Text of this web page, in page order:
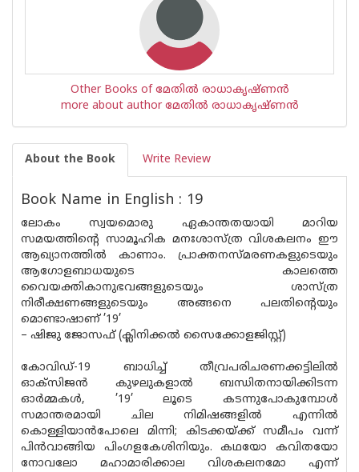
Other Books of മേതില്‍ രാധാകൃഷ്ണന്‍
more about author മേതില്‍ രാധാകൃഷ്ണന്‍
About the Book Write Review
Book Name in English : 19
ലോകം സ്വയമൊരു ഏകാന്തതയായി മാറിയ
സമയത്തിന്റെ സാമൂഹിക മനഃശാസ്ത്ര വിശകലനം ഈ
ആഖ്യാനത്തിൽ കാണാം. പ്രാക്തനസ്മരണകളുടെയും
ആഗോളബാധയുടെ കാലത്തെ
വൈയക്തികാനുഭവങ്ങളുടെയും ശാസ്ത്ര
നിരീക്ഷണങ്ങളുടെയും അങ്ങനെ പലതിന്റെയും
മൊണ്ടാഷാണ് ’19’
– ഷിജു ജോസഫ് (ക്ലിനിക്കൽ സൈക്കോളജിസ്റ്റ്‌)
കോവിഡ്-19 ബാധിച്ച് തീവ്രപരിചരണക്കട്ടിലിൽ
ഓക്സിജൻ കുഴലുകളാൽ ബന്ധിതനായിക്കിടന്ന
ഓർമ്മകൾ, ’19’ ലൂടെ കടന്നുപോകുമ്പോൾ
സമാന്തരമായി ചില നിമിഷങ്ങളിൽ എന്നിൽ
കൊള്ളിയാൻപോലെ മിന്നി; കിടക്കയ്ക്ക് സമീപം വന്ന്
പിൻവാങ്ങിയ പിംഗളകേശിനിയും. കഥയോ കവിതയോ
നോവലോ മഹാമാരിക്കാല വിശകലനമോ എന്ന്